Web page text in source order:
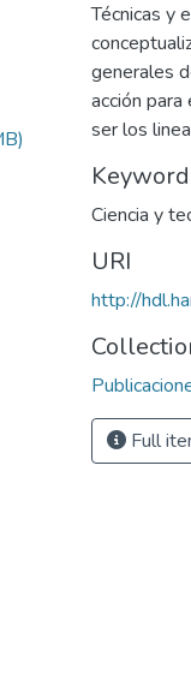
Técnicas y
generales
acción
ser los
Ciencia y
URI
http://
Full